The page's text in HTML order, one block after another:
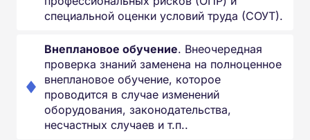
специальной оценки условий труда (СОУТ).
Внеплановое обучение. Внеочередная
проверка знаний заменена на полноценное
внеплановое обучение, которое
проводится в случае изменений
оборудования, законодательства,
несчастных случаев и т.п..